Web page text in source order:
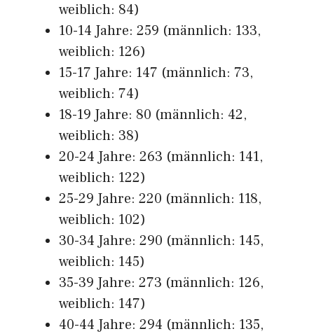
weiblich: 84)
10-14 Jahre: 259 (männlich: 133,
weiblich: 126)
15-17 Jahre: 147 (männlich: 73,
weiblich: 74)
18-19 Jahre: 80 (männlich: 42,
weiblich: 38)
20-24 Jahre: 263 (männlich: 141,
weiblich: 122)
25-29 Jahre: 220 (männlich: 118,
weiblich: 102)
30-34 Jahre: 290 (männlich: 145,
weiblich: 145)
35-39 Jahre: 273 (männlich: 126,
weiblich: 147)
40-44 Jahre: 294 (männlich: 135,